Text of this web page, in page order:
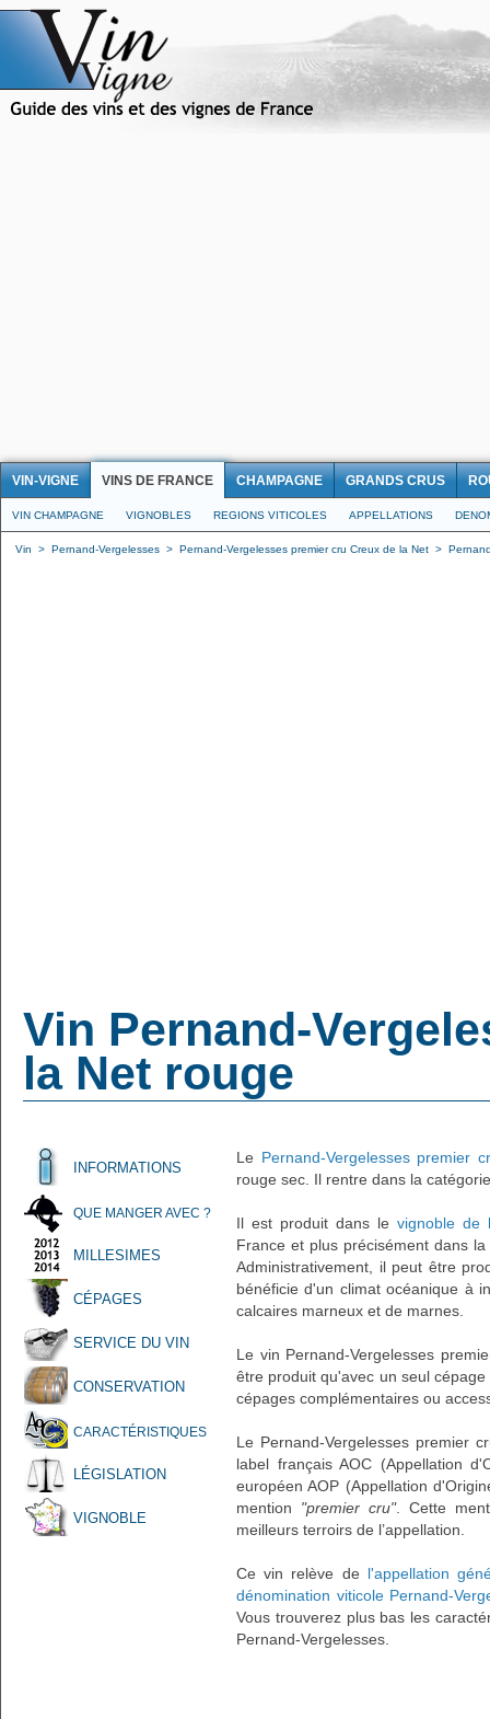
VIN-VIGNE VINS DE FRANCE CHAMPAGNE GRANDS CRUS
VIN CHAMPAGNE VIGNOBLES REGIONS VITICOLES APPELLATIONS
Vin > Pernand-Vergelesses > Pernand-Vergelesses premier cru Creux de la Net >
Vin Pernand-
la Net rouge
INFORMATIONS
QUE MANGER AVEC ?
MILLESIMES
CÉPAGES
SERVICE DU VIN
CONSERVATION
CARACTÉRISTIQUES
LÉGISLATION
VIGNOBLE
Le Pernand-Vergelesses premier
rouge sec. Il rentre dans la
Il est produit dans le vignoble de
France et plus précisément dans la
Administrativement, il peut être
bénéficie d'un climat océanique à
calcaires marneux et de marnes.
Le vin Pernand-Vergelesses
être produit qu'avec un seul
cépages complémentaires ou
Le Pernand-Vergelesses premier
label français AOC (Appellation
européen AOP (Appellation
mention "premier cru". Cette
meilleurs terroirs de l’appellation.
Ce vin relève de l'appellation
dénomination viticole Pernand-
Vous trouverez plus bas les
Pernand-Vergelesses.